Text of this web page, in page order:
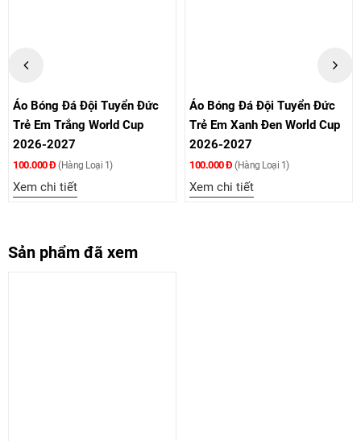
Áo Bóng Đá Đội Tuyển Đức
Trẻ Em Trắng World Cup
2026-2027
100.000 Đ (Hàng Loại 1)
Xem chi tiết
Áo Bóng Đá Đội Tuyển Đức
Trẻ Em Xanh Đen World Cup
2026-2027
100.000 Đ (Hàng Loại 1)
Xem chi tiết
Sản phẩm đã xem